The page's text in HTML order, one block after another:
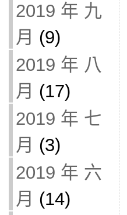
2019 年 九
月 (9)
2019 年 八
月 (17)
2019 年 七
月 (3)
2019 年 六
月 (14)